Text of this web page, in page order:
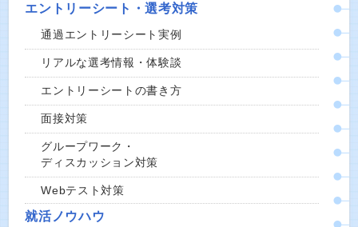
エントリーシート・選考対策
通過エントリーシート実例
リアルな選考情報・体験談
エントリーシートの書き方
面接対策
グループワーク・
ディスカッション対策
Webテスト対策
就活ノウハウ